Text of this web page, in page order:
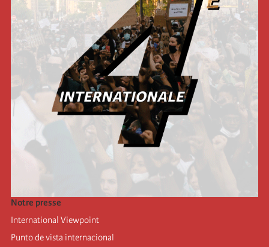
Notre presse
International Viewpoint
Punto de vista internacional